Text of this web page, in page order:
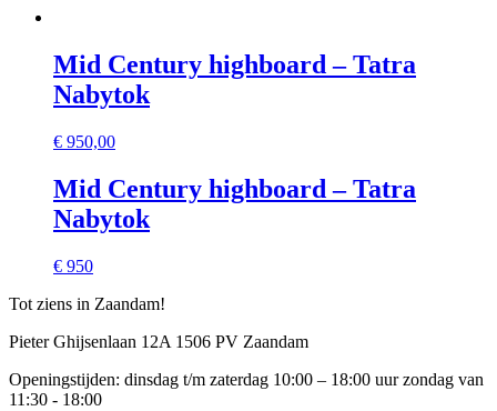
Mid Century highboard – Tatra
Nabytok
€ 950,00
Mid Century highboard – Tatra
Nabytok
€ 950
Tot ziens in Zaandam!
Pieter Ghijsenlaan 12A 1506 PV Zaandam
Openingstijden: dinsdag t/m zaterdag 10:00 – 18:00 uur zondag van
11:30 - 18:00